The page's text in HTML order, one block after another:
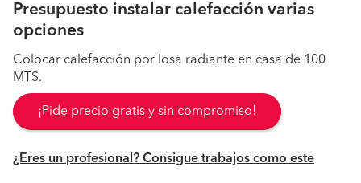
Presupuesto instalar calefacción varias
opciones
Colocar calefacción por losa radiante en casa de 100
MTS.
¡Pide precio gratis y sin compromiso!
¿Eres un profesional? Consigue trabajos como este